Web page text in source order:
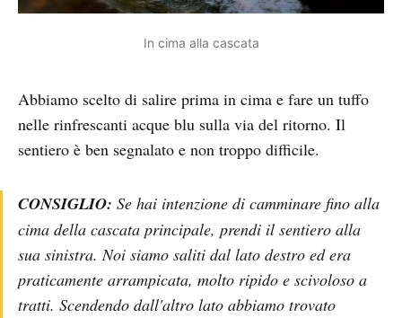
In cima alla cascata
Abbiamo scelto di salire prima in cima e fare un tuffo
nelle rinfrescanti acque blu sulla via del ritorno. Il
sentiero è ben segnalato e non troppo difficile.
CONSIGLIO: Se hai intenzione di camminare fino alla
cima della cascata principale, prendi il sentiero alla
sua sinistra. Noi siamo saliti dal lato destro ed era
praticamente arrampicata, molto ripido e scivoloso a
tratti. Scendendo dall'altro lato abbiamo trovato